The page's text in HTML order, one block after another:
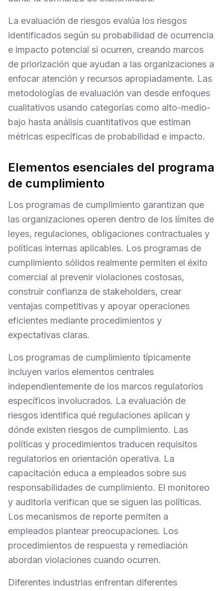
La evaluación de riesgos evalúa los riesgos
identificados según su probabilidad de ocurrencia
e impacto potencial si ocurren, creando marcos
de priorización que ayudan a las organizaciones a
enfocar atención y recursos apropiadamente. Las
metodologías de evaluación van desde enfoques
cualitativos usando categorías como alto-medio-
bajo hasta análisis cuantitativos que estiman
métricas específicas de probabilidad e impacto.
Elementos esenciales del programa
de cumplimiento
Los programas de cumplimiento garantizan que
las organizaciones operen dentro de los límites de
leyes, regulaciones, obligaciones contractuales y
políticas internas aplicables. Los programas de
cumplimiento sólidos realmente permiten el éxito
comercial al prevenir violaciones costosas,
construir confianza de stakeholders, crear
ventajas competitivas y apoyar operaciones
eficientes mediante procedimientos y
expectativas claras.
Los programas de cumplimiento típicamente
incluyen varios elementos centrales
independientemente de los marcos regulatorios
específicos involucrados. La evaluación de
riesgos identifica qué regulaciones aplican y
dónde existen riesgos de cumplimiento. Las
políticas y procedimientos traducen requisitos
regulatorios en orientación operativa. La
capacitación educa a empleados sobre sus
responsabilidades de cumplimiento. El monitoreo
y auditoría verifican que se siguen las políticas.
Los mecanismos de reporte permiten a
empleados plantear preocupaciones. Los
procedimientos de respuesta y remediación
abordan violaciones cuando ocurren.
Diferentes industrias enfrentan diferentes